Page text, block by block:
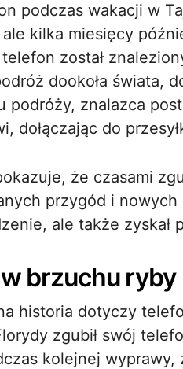
podczas wakacji w
kilka miesięcy
został
dookoła świata,
podróży, znalazca
dołączając do
że czasami
przygód i nowych
ale także zyskał
brzuchu ryby
historia dotyczy
zgubił swój
kolejnej wyprawy,